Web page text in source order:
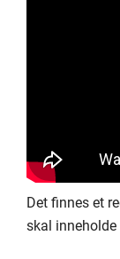
Det finnes et
skal